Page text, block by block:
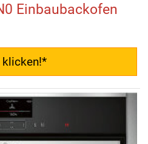
Einbaubackofen
klicken!*